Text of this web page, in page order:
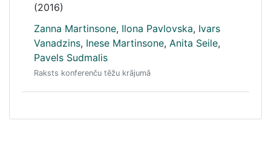
(2016)
Zanna Martinsone, Ilona Pavlovska, Ivars
Vanadzins, Inese Martinsone, Anita Seile,
Pavels Sudmalis
Raksts konferenču tēžu krājumā